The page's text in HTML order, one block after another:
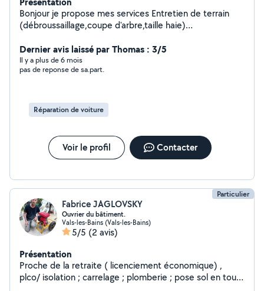
Bonjour je propose mes services Entretien de terrain
(débroussaillage,coupe d'arbre,taille haie)
benne pour déchetterie ou déchet vert
Dernier avis laissé par Thomas : 3/5
Il y a plus de 6 mois
pas de reponse de sa.part.
Réparation de voiture
Voir le profil Contacter
Particulier
Fabrice JAGLOVSKY
Ouvrier du bâtiment.
Vals-les-Bains (Vals-les-Bains)
5/5 (2 avis)
Présentation
Proche de la retraite ( licenciement économique) ,
plco/ isolation ; carrelage ; plomberie ; pose sol en tout